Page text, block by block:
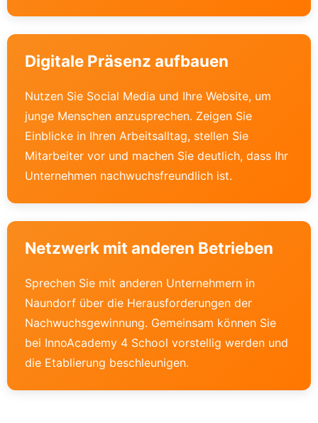
Digitale Präsenz aufbauen
Nutzen Sie Social Media und Ihre Website, um
junge Menschen anzusprechen. Zeigen Sie
Einblicke in Ihren Arbeitsalltag, stellen Sie
Mitarbeiter vor und machen Sie deutlich, dass Ihr
Unternehmen nachwuchsfreundlich ist.
Netzwerk mit anderen Betrieben
Sprechen Sie mit anderen Unternehmern in
Naundorf über die Herausforderungen der
Nachwuchsgewinnung. Gemeinsam können Sie
bei InnoAcademy 4 School vorstellig werden und
die Etablierung beschleunigen.